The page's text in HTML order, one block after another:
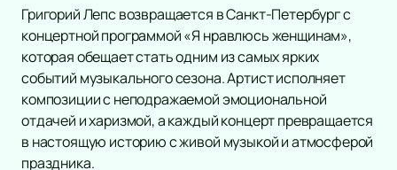
Экскурсия
Выставка
Сертификат
Конкурс красоты
Детский спектакль
Новогодние ёлки
Кукольный театр
Сказка
Музыкальная сказка
Цирк
Концерт
Классика
Поп
Рок
Оркестр
Эстрада
Театр
Комедия
Драма
Спектакль
Балет
Спорт
Континентальная Хоккейная Лига
Российская Премьер Лига
Дополнительно
Афиша
Площадки
Григорий Лепс возвращается в Санкт-Петербург с
концертной программой «Я нравлюсь женщинам»,
которая обещает стать одним из самых ярких
событий музыкального сезона. Артист исполняет
композиции с неподражаемой эмоциональной
отдачей и харизмой, а каждый концерт превращается
в настоящую историю с живой музыкой и атмосферой
праздника.